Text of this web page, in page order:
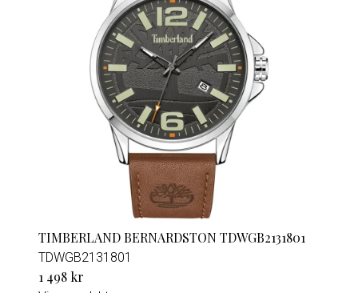
TIMBERLAND BERNARDSTON TDWGB2131801
TDWGB2131801
1 498 kr